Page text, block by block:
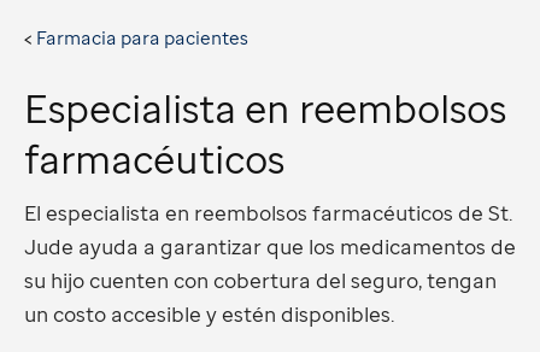
Farmacia para pacientes
Especialista en reembolsos
farmacéuticos
El especialista en reembolsos farmacéuticos de St.
Jude ayuda a garantizar que los medicamentos de
su hijo cuenten con cobertura del seguro, tengan
un costo accesible y estén disponibles.